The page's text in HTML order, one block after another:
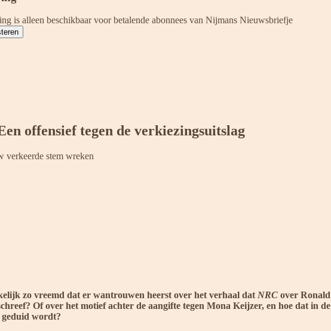
is alleen beschikbaar voor betalende abonnees van Nijmans Nieuwsbriefje
offensief tegen de verkiezingsuitslag
verkeerde stem wreken
zo vreemd dat er wantrouwen heerst over het verhaal dat NRC over Ronald
Of over het motief achter de aangifte tegen Mona Keijzer, en hoe dat in de
wordt?